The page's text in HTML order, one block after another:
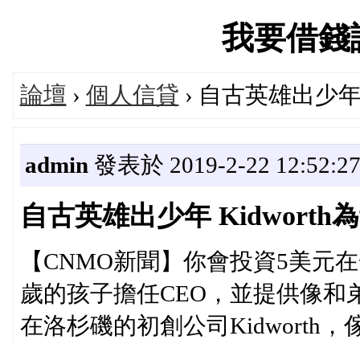
我要借
論壇 › 個人信貸 › 自古英雄出少
admin 發表於 2019-2-22 12:52:27
自古英雄出少年 Kidworth
【CNMO新聞】你會投資5美元
歲的孩子擔任CEO，並提供像
在洛杉磯的初創公司Kidworth，